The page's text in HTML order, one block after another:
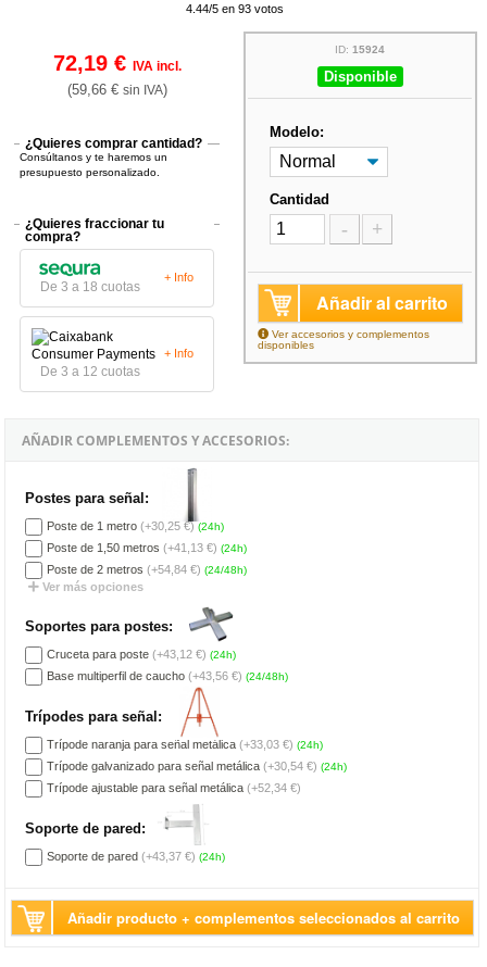
4.44/5 en 93 votos
72,19 € IVA incl.
(59,66 € sin IVA)
¿Quieres comprar cantidad?
Consúltanos y te haremos un
presupuesto personalizado.
¿Quieres fraccionar tu
compra?
De 3 a 18 cuotas
+ Info
De 3 a 12 cuotas
+ Info
ID:15924
Disponible
Modelo:
Cantidad
- +
Añadir al carrito
Ver accesorios y complementos
disponibles
AÑADIR COMPLEMENTOS Y ACCESORIOS:
Postes para señal:
Poste de 1 metro (+30,25 €) (24h)
Poste de 1,50 metros (+41,13 €) (24h)
Poste de 2 metros (+54,84 €) (24/48h)
Ver más opciones
Soportes para postes:
Cruceta para poste (+43,12 €) (24h)
Base multiperfil de caucho (+43,56 €) (24/48h)
Trípodes para señal:
Trípode naranja para señal metálica (+33,03 €) (24h)
Trípode galvanizado para señal metálica (+30,54 €) (24h)
Trípode ajustable para señal metálica (+52,34 €)
Soporte de pared:
Soporte de pared (+43,37 €) (24h)
Añadir producto + complementos seleccionados al carrito